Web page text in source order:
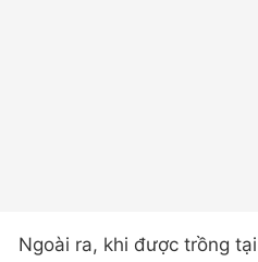
Ngoài ra, khi được trồng